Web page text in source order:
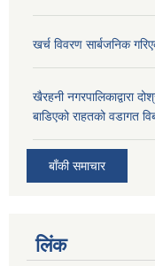
खर्च विवरण सार्बजनिक
खैरहनी नगरपालिकाद्वारा
बाडिएको राहतको वडागत
बाँकी समाचार
लिंक